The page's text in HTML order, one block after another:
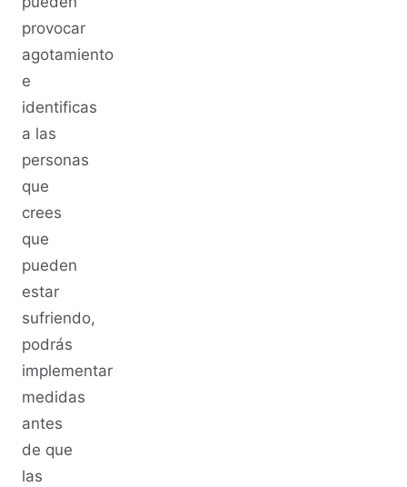
provocar
agotamiento
e
identificas
a las
personas
que
crees
que
pueden
estar
sufriendo,
podrás
implementar
medidas
antes
de que
las